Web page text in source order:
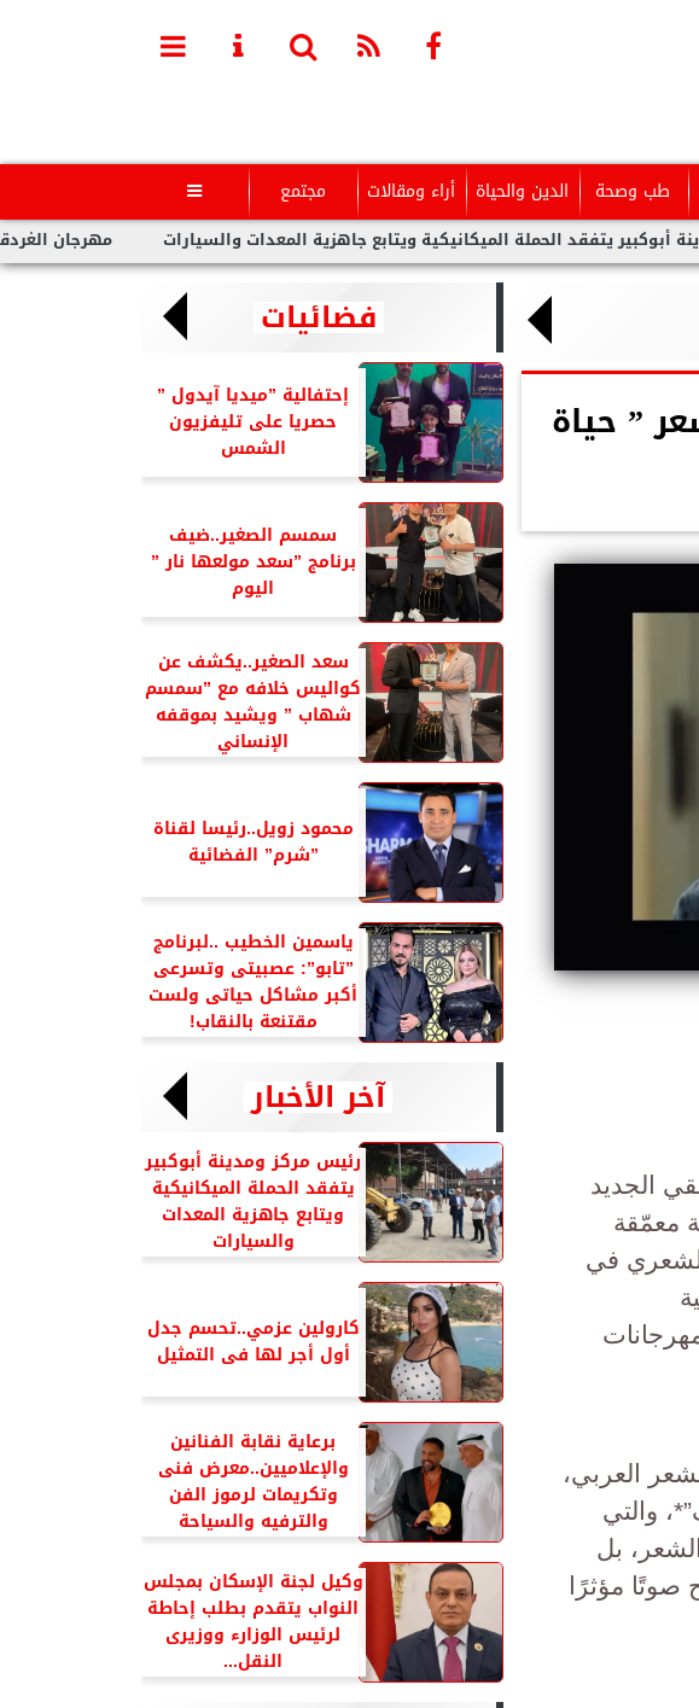
طب وصحة الدين والحياة أراء ومقالات مجتمع 
مهرجان الغردقة لسينما الميكانيكية ويتابع جاهزية المعدات والسيارات
” حياة
الجديد
معمّقة
في
العربي،
والتي
بل
صوتًا مؤثرًا
فضائيات
إحتفالية ”ميديا آيدول ”
حصريا على تليفزيون
الشمس
سمسم الصغير..ضيف
برنامج ”سعد مولعها نار ”
اليوم
سعد الصغير..يكشف عن
كواليس خلافه مع ”سمسم
شهاب ” ويشيد بموقفه
الإنساني
محمود زويل..رئيسا لقناة
”شرم” الفضائية
ياسمين الخطيب ..لبرنامج
”تابو”: عصبيتى وتسرعى
أكبر مشاكل حياتى ولست
مقتنعة بالنقاب!
آخر الأخبار
رئيس مركز ومدينة أبوكبير
يتفقد الحملة الميكانيكية
ويتابع جاهزية المعدات
والسيارات
كارولين عزمي..تحسم جدل
أول أجر لها فى التمثيل
برعاية نقابة الفنانين
والإعلاميين..معرض فنى
وتكريمات لرموز الفن
والترفيه والسياحة
وكيل لجنة الإسكان بمجلس
النواب يتقدم بطلب إحاطة
لرئيس الوزارء ووزيرى
النقل...